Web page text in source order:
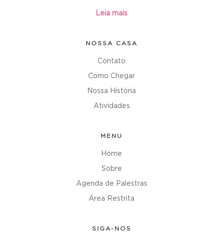
Leia mais
NOSSA CASA
Contato
Como Chegar
Nossa História
Atividades
MENU
Home
Sobre
Agenda de Palestras
Área Restrita
SIGA-NOS